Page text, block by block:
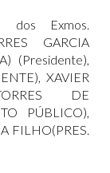
dos Exmos.
GARCIA
(Presidente),
XAVIER
DE
PÚBLICO),
FILHO(PRES.